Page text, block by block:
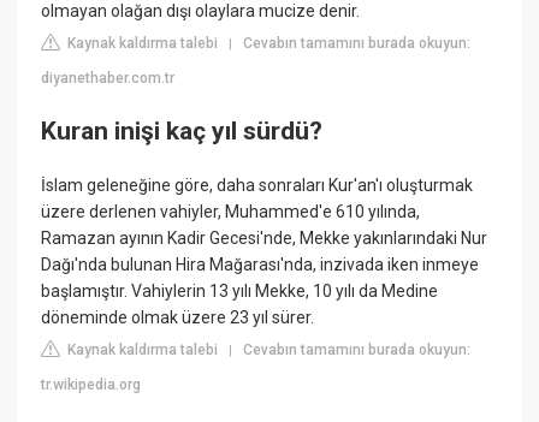
olmayan olağan dışı olaylara mucize denir.
Kaynak kaldırma talebi |Cevabın tamamını burada okuyun:
diyanethaber.com.tr
Kuran inişi kaç yıl sürdü?
İslam geleneğine göre, daha sonraları Kur'an'ı oluşturmak
üzere derlenen vahiyler, Muhammed'e 610 yılında,
Ramazan ayının Kadir Gecesi'nde, Mekke yakınlarındaki Nur
Dağı'nda bulunan Hira Mağarası'nda, inzivada iken inmeye
başlamıştır. Vahiylerin 13 yılı Mekke, 10 yılı da Medine
döneminde olmak üzere 23 yıl sürer.
Kaynak kaldırma talebi |Cevabın tamamını burada okuyun:
tr.wikipedia.org